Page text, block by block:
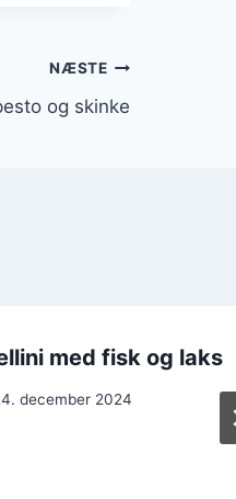
NÆSTE
og skinke
med fisk og laks
december 2024